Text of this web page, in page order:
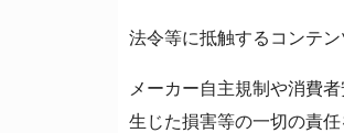
法令等に抵触するコンテン
メーカー自主規制や消費
生じた損害等の一切の責